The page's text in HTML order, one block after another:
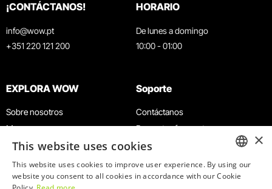
¡CONTÁCTANOS!
info@wow.pt
+351 220 121 200
HORARIO
De lunes a domingo
10:00 - 01:00
EXPLORA WOW
Sobre nosotros
Museos
Agenda
Noticias
Restaurantes
Soporte
Contáctanos
Preguntas frecuentes
Términos y condiciones
Política de privacidad y cookies
Trabaja con nosotrosENGLISH
×
This website uses cookies
This website uses cookies to improve user experience. By using our
website you consent to all cookies in accordance with our Cookie